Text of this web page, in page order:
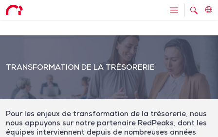
TRANSFORMATION DE LA TRÉSORERIE
Pour les enjeux de transformation de la trésorerie, nous
nous appuyons sur notre partenaire RedPeaks, dont les
équipes interviennent depuis de nombreuses années